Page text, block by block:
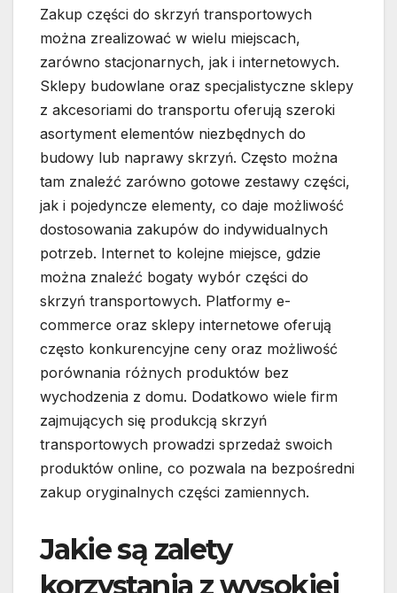
Zakup części do skrzyń transportowych
można zrealizować w wielu miejscach,
zarówno stacjonarnych, jak i internetowych.
Sklepy budowlane oraz specjalistyczne sklepy
z akcesoriami do transportu oferują szeroki
asortyment elementów niezbędnych do
budowy lub naprawy skrzyń. Często można
tam znaleźć zarówno gotowe zestawy części,
jak i pojedyncze elementy, co daje możliwość
dostosowania zakupów do indywidualnych
potrzeb. Internet to kolejne miejsce, gdzie
można znaleźć bogaty wybór części do
skrzyń transportowych. Platformy e-
commerce oraz sklepy internetowe oferują
często konkurencyjne ceny oraz możliwość
porównania różnych produktów bez
wychodzenia z domu. Dodatkowo wiele firm
zajmujących się produkcją skrzyń
transportowych prowadzi sprzedaż swoich
produktów online, co pozwala na bezpośredni
zakup oryginalnych części zamiennych.
Jakie są zalety
korzystania z wysokiej